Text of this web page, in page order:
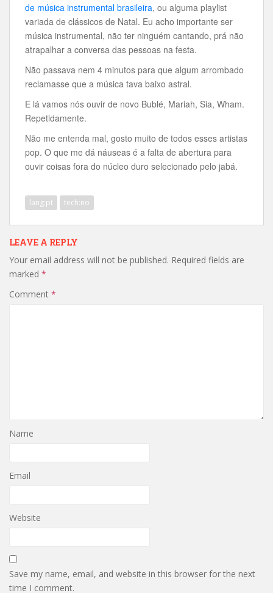
de música instrumental brasileira, ou alguma playlist
variada de clássicos de Natal. Eu acho importante ser
música instrumental, não ter ninguém cantando, prá não
atrapalhar a conversa das pessoas na festa.
Não passava nem 4 minutos para que algum arrombado
reclamasse que a música tava baixo astral.
E lá vamos nós ouvir de novo Bublé, Mariah, Sia, Wham.
Repetidamente.
Não me entenda mal, gosto muito de todos esses artistas
pop. O que me dá náuseas é a falta de abertura para
ouvir coisas fora do núcleo duro selecionado pelo jabá.
lang:pt tech:no
LEAVE A REPLY
Your email address will not be published. Required fields are
marked *
Comment *
Name
Email
Website
Save my name, email, and website in this browser for the next
time I comment.